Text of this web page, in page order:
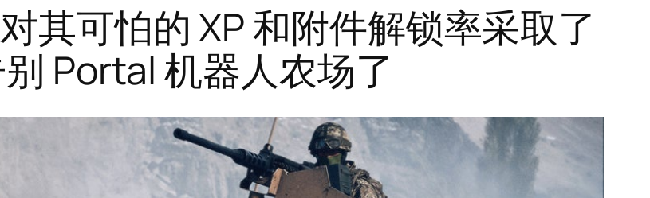
其可怕的 XP 和附件解锁率采取了
Portal 机器人农场了